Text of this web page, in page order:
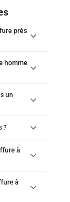
près
homme
un
?
à
à